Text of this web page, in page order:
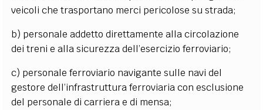
veicoli che trasportano merci pericolose su strada;
b) personale addetto direttamente alla circolazione
dei treni e alla sicurezza dell’esercizio ferroviario;
c) personale ferroviario navigante sulle navi del
gestore dell’infrastruttura ferroviaria con esclusione
del personale di carriera e di mensa;